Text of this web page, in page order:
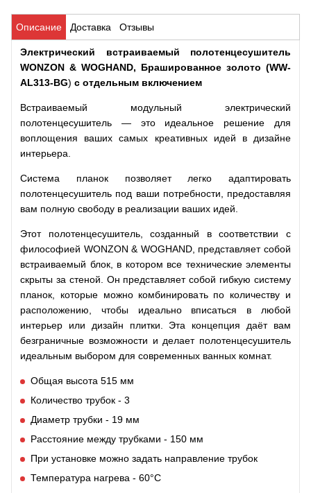
Описание Доставка Отзывы
Электрический встраиваемый полотенцесушитель
WONZON & WOGHAND, Брашированное золото (WW-
AL313-BG) с отдельным включением
Встраиваемый модульный электрический
полотенцесушитель — это идеальное решение для
воплощения ваших самых креативных идей в дизайне
интерьера.
Система планок позволяет легко адаптировать
полотенцесушитель под ваши потребности, предоставляя
вам полную свободу в реализации ваших идей.
Этот полотенцесушитель, созданный в соответствии с
философией WONZON & WOGHAND, представляет собой
встраиваемый блок, в котором все технические элементы
скрыты за стеной. Он представляет собой гибкую систему
планок, которые можно комбинировать по количеству и
расположению, чтобы идеально вписаться в любой
интерьер или дизайн плитки. Эта концепция даёт вам
безграничные возможности и делает полотенцесушитель
идеальным выбором для современных ванных комнат.
Общая высота 515 мм
Количество трубок - 3
Диаметр трубки - 19 мм
Расстояние между трубками - 150 мм
При установке можно задать направление трубок
Температура нагрева - 60°С